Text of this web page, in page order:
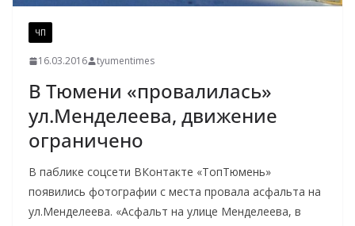
ЧП
16.03.2016 tyumentimes
В Тюмени «провалилась»
ул.Менделеева, движение
ограничено
В паблике соцсети ВКонтакте «ТопТюмень»
появились фотографии с места провала асфальта на
ул.Менделеева. «Асфальт на улице Менделеева, в